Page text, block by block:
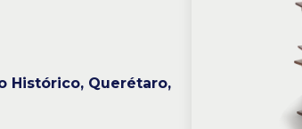
Histórico, Querétaro,